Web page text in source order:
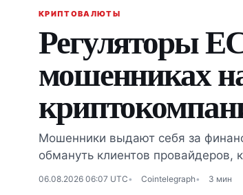
КРИПТОВАЛЮТЫ
Регуляторы
мошенниках
Мошенники выдают себя за
обмануть клиентов провайдеров,
06.08.2026 06:07 UTC Cointelegraph 3 мин